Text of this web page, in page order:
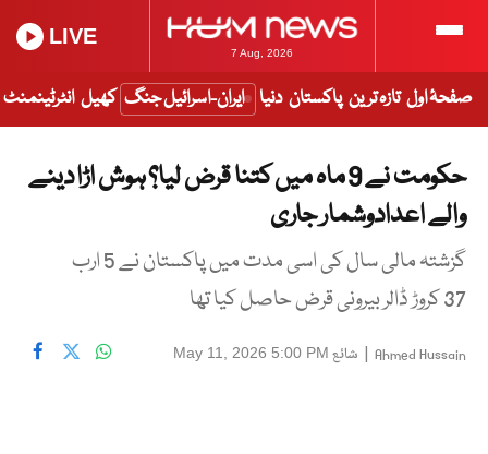
7 Aug, 2026
LIVE
صفحۂ اول تازہ ترین پاکستان دنیا ایران-اسرائیل جنگ کھیل انٹرٹینمنٹ
حکومت نے 9 ماہ میں کتنا قرض لیا؟ ہوش اڑا دینے
والے اعدادوشمار جاری
گزشتہ مالی سال کی اسی مدت میں پاکستان نے 5 ارب
37 کروڑ ڈالر بیرونی قرض حاصل کیا تھا
Ahmed Hussain
| شائع May 11, 2026 5:00 PM